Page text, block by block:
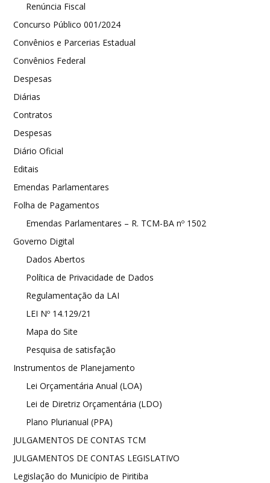
Renúncia Fiscal
Concurso Público 001/2024
Convênios e Parcerias Estadual
Convênios Federal
Despesas
Diárias
Contratos
Despesas
Diário Oficial
Editais
Emendas Parlamentares
Folha de Pagamentos
Emendas Parlamentares – R. TCM-BA nº 1502
Governo Digital
Dados Abertos
Política de Privacidade de Dados
Regulamentação da LAI
LEI Nº 14.129/21
Mapa do Site
Pesquisa de satisfação
Instrumentos de Planejamento
Lei Orçamentária Anual (LOA)
Lei de Diretriz Orçamentária (LDO)
Plano Plurianual (PPA)
JULGAMENTOS DE CONTAS TCM
JULGAMENTOS DE CONTAS LEGISLATIVO
Legislação do Município de Piritiba